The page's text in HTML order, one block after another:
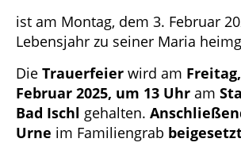
ist am Montag, dem 3. Februar
Lebensjahr zu seiner Maria
Die Trauerfeier wird am
Februar 2025, um 13 Uhr am
Bad Ischl gehalten.
Urne im Familiengrab